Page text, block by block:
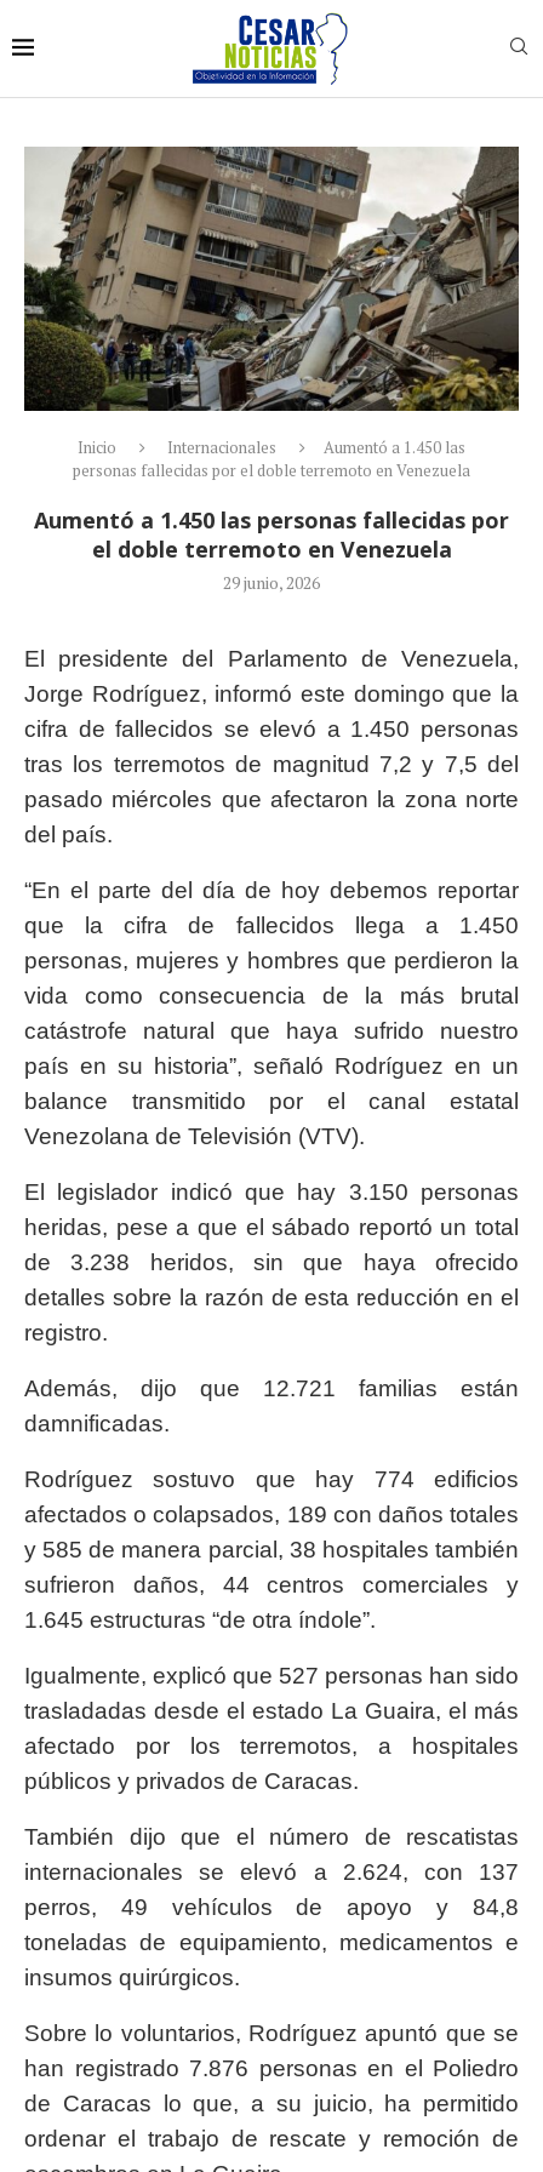
Inicio Internacionales
Aumentó a 1.450 las
personas fallecidas por el doble terremoto en Venezuela
Aumentó a 1.450 las personas fallecidas por
el doble terremoto en Venezuela
29 junio, 2026
El presidente del Parlamento de Venezuela,
Jorge Rodríguez, informó este domingo que la
cifra de fallecidos se elevó a 1.450 personas
tras los terremotos de magnitud 7,2 y 7,5 del
pasado miércoles que afectaron la zona norte
del país.
“En el parte del día de hoy debemos reportar
que la cifra de fallecidos llega a 1.450
personas, mujeres y hombres que perdieron la
vida como consecuencia de la más brutal
catástrofe natural que haya sufrido nuestro
país en su historia”, señaló Rodríguez en un
balance transmitido por el canal estatal
Venezolana de Televisión (VTV).
El legislador indicó que hay 3.150 personas
heridas, pese a que el sábado reportó un total
de 3.238 heridos, sin que haya ofrecido
detalles sobre la razón de esta reducción en el
registro.
Además, dijo que 12.721 familias están
damnificadas.
Rodríguez sostuvo que hay 774 edificios
afectados o colapsados, 189 con daños totales
y 585 de manera parcial, 38 hospitales también
sufrieron daños, 44 centros comerciales y
1.645 estructuras “de otra índole”.
Igualmente, explicó que 527 personas han sido
trasladadas desde el estado La Guaira, el más
afectado por los terremotos, a hospitales
públicos y privados de Caracas.
También dijo que el número de rescatistas
internacionales se elevó a 2.624, con 137
perros, 49 vehículos de apoyo y 84,8
toneladas de equipamiento, medicamentos e
insumos quirúrgicos.
Sobre lo voluntarios, Rodríguez apuntó que se
han registrado 7.876 personas en el Poliedro
de Caracas lo que, a su juicio, ha permitido
ordenar el trabajo de rescate y remoción de